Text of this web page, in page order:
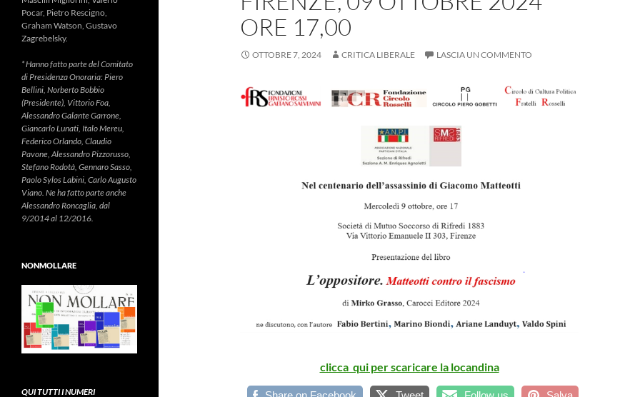
ORE 17,00
OTTOBRE 7, 2024 CRITICA LIBERALE LASCIA UN COMMENTO
clicca qui per scaricare la locandina
Pocar, Pietro Rescigno,
Graham Watson, Gustavo
Zagrebelsky.
* Hanno fatto parte del Comitato
di Presidenza Onoraria: Piero
Bellini, Norberto Bobbio
(Presidente), Vittorio Foa,
Alessandro Galante Garrone,
Giancarlo Lunati, Italo Mereu,
Federico Orlando, Claudio
Pavone, Alessandro Pizzorusso,
Stefano Rodotà, Gennaro Sasso,
Paolo Sylos Labini, Carlo Augusto
Viano. Ne ha fatto parte anche
Alessandro Roncaglia, dal
9/2014 al 12/2016.
NONMOLLARE
QUI TUTTI I NUMERI